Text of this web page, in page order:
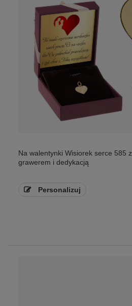
Na walentynki Wisiorek serce 585 z
grawerem i dedykacją
Personalizuj